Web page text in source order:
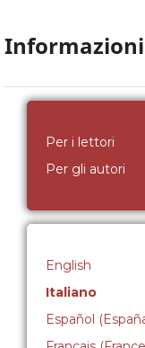
Per i lettori
Per gli autori
English
Italiano
Español